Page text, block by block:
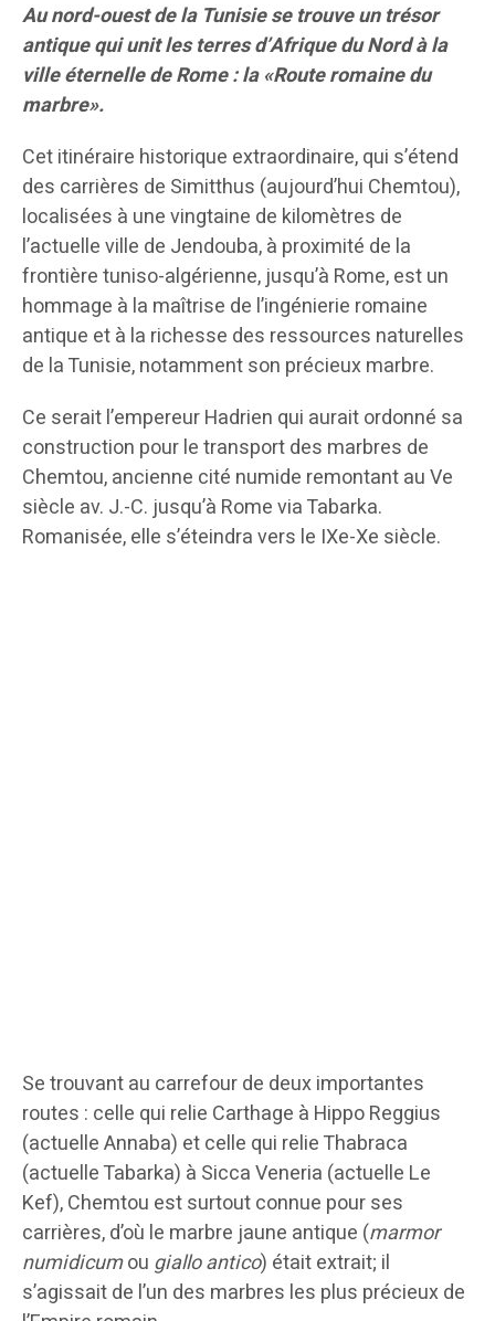
Au nord-ouest de la Tunisie se trouve un trésor
antique qui unit les terres d’Afrique du Nord à la
ville éternelle de Rome : la «Route romaine du
marbre».
Cet itinéraire historique extraordinaire, qui s’étend
des carrières de Simitthus (aujourd’hui Chemtou),
localisées à une vingtaine de kilomètres de
l’actuelle ville de Jendouba, à proximité de la
frontière tuniso-algérienne, jusqu’à Rome, est un
hommage à la maîtrise de l’ingénierie romaine
antique et à la richesse des ressources naturelles
de la Tunisie, notamment son précieux marbre.
Ce serait l’empereur Hadrien qui aurait ordonné sa
construction pour le transport des marbres de
Chemtou, ancienne cité numide remontant au Ve
siècle av. J.-C. jusqu’à Rome via Tabarka.
Romanisée, elle s’éteindra vers le IXe-Xe siècle.
Se trouvant au carrefour de deux importantes
routes : celle qui relie Carthage à Hippo Reggius
(actuelle Annaba) et celle qui relie Thabraca
(actuelle Tabarka) à Sicca Veneria (actuelle Le
Kef), Chemtou est surtout connue pour ses
carrières, d’où le marbre jaune antique (marmor
numidicumou giallo antico) était extrait; il
s’agissait de l’un des marbres les plus précieux de